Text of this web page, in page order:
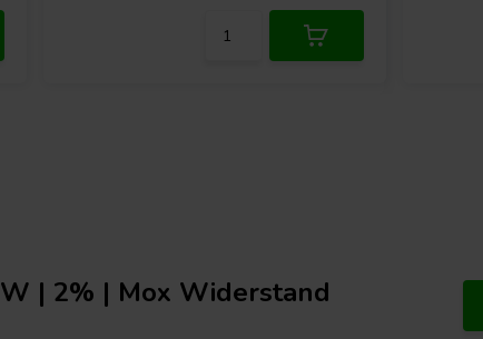
| 2% | Mox Widerstand